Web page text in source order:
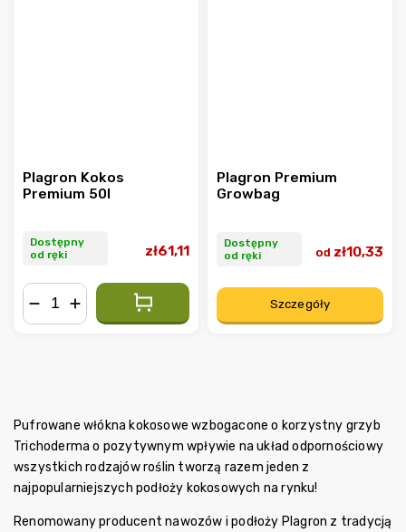
Plagron Kokos
Premium 50l
Dostępny
od ręki
zł61,11
Plagron Premium
Growbag
Dostępny
od ręki
od zł10,33
Szczegóły
Pufrowane włókna kokosowe wzbogacone o korzystny grzyb
Trichoderma o pozytywnym wpływie na układ odpornościowy
wszystkich rodzajów roślin tworzą razem jeden z
najpopularniejszych podłoży kokosowych na rynku!
Renomowany producent nawozów i podłoży Plagron z tradycją